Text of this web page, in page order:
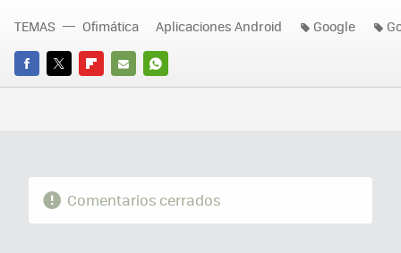
FACEBOOK
TWITTERFLIPBOARD
E-
WHATSAPP
TEMAS Ofimática Aplicaciones Android Google
Comentarios cerrados